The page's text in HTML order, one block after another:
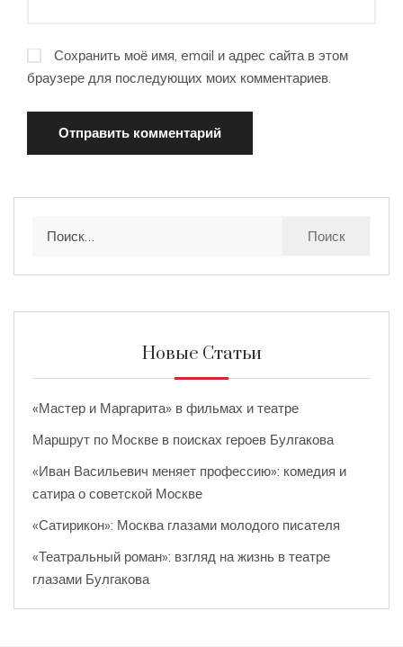
Сохранить моё имя, email и адрес сайта в этом
браузере для последующих моих комментариев.
Новые Статьи
«Мастер и Маргарита» в фильмах и театре
Маршрут по Москве в поисках героев Булгакова
«Иван Васильевич меняет профессию»: комедия и
сатира о советской Москве
«Сатирикон»: Москва глазами молодого писателя
«Театральный роман»: взгляд на жизнь в театре
глазами Булгакова